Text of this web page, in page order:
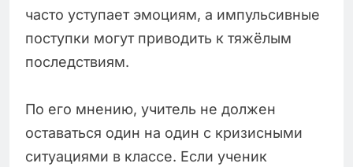
часто уступает эмоциям, а импульсивные
поступки могут приводить к тяжёлым
последствиям.
По его мнению, учитель не должен
оставаться один на один с кризисными
ситуациями в классе. Если ученик